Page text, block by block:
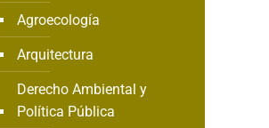
Agroecología
Arquitectura
Derecho Ambiental y
Política Pública